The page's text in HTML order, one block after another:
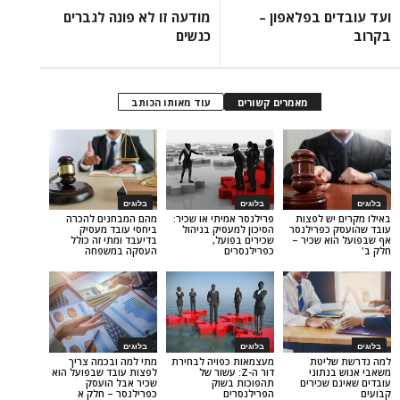
בפלאפון –
מודעה זו לא פונה לגברים
עוד מאותו הכותב
מהם המבחנים להכרה
ביחסי עובד מעסיק
בדיעבד ומתי זה כולל
העסקה במשפחה
בלוגים
פרילנסר אמיתי או שכיר:
הסיכון למעסיק בניהול
שכירים בפועל,
לפצות
שכיר –
מתי למה ובכמה צריך
לפצות עובד שבפועל הוא
שכיר אבל הועסק
כפרילנסר – חלק א
בלוגים
מעצמאות כפויה לבחירת
דור ה-Z: עשור של
תהפוכות בשוק